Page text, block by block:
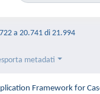
a 20.741 di 21.994
metadati
Framework for